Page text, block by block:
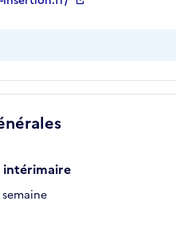
intérimaire